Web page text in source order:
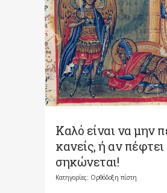
Καλό είναι να μην
κανείς, ή αν
σηκώνεται!
Κατηγορίες: Ορθόδοξη πίστη